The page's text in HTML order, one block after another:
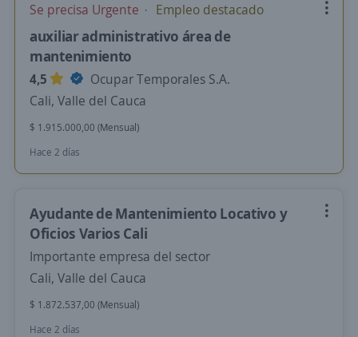
Se precisa Urgente Empleo destacado
auxiliar administrativo área de
mantenimiento
4,5
Ocupar Temporales S.A.
Cali, Valle del Cauca
$ 1.915.000,00 (Mensual)
Hace 2 días
Ayudante de Mantenimiento Locativo y
Oficios Varios Cali
Importante empresa del sector
Cali, Valle del Cauca
$ 1.872.537,00 (Mensual)
Hace 2 días